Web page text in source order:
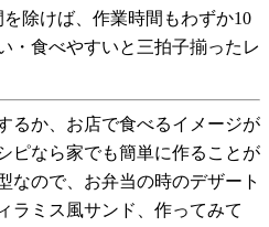
除けば、作業時間もわずか10
・食べやすいと三拍子揃ったレ
るか、お店で食べるイメージが
ピなら家でも簡単に作ることが
なので、お弁当の時のデザート
ラミス風サンド、作ってみて